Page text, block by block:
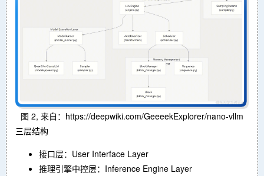
图 2, 来自：https://deepwiki.com/GeeeekExplorer/nano-vllm
三层结构
接口层：User Interface Layer
推理引擎中控层：Inference Engine Layer